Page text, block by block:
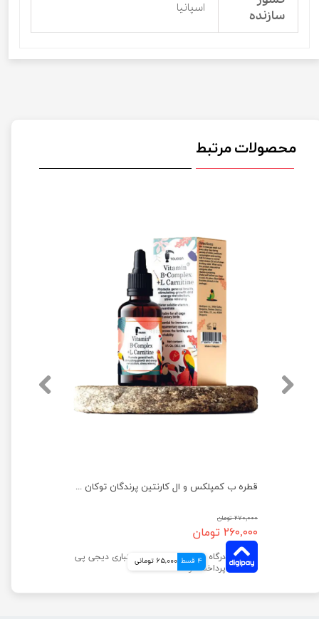
سازنده
اسپانیا
محصولات مرتبط
قطره ب کمپلکس و ال کارنتین پرندگان توکان حجم ۳۰ میلی لیتر
۲۷۰,۰۰۰ تومان
۲۶۰,۰۰۰ تومان
4 قسط 65,000 تومانی